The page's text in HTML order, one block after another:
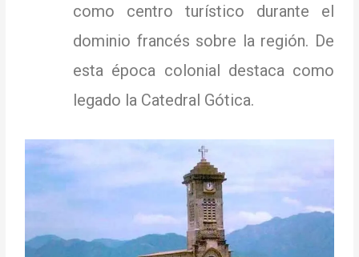
como centro turístico durante el
dominio francés sobre la región. De
esta época colonial destaca como
legado la Catedral Gótica.